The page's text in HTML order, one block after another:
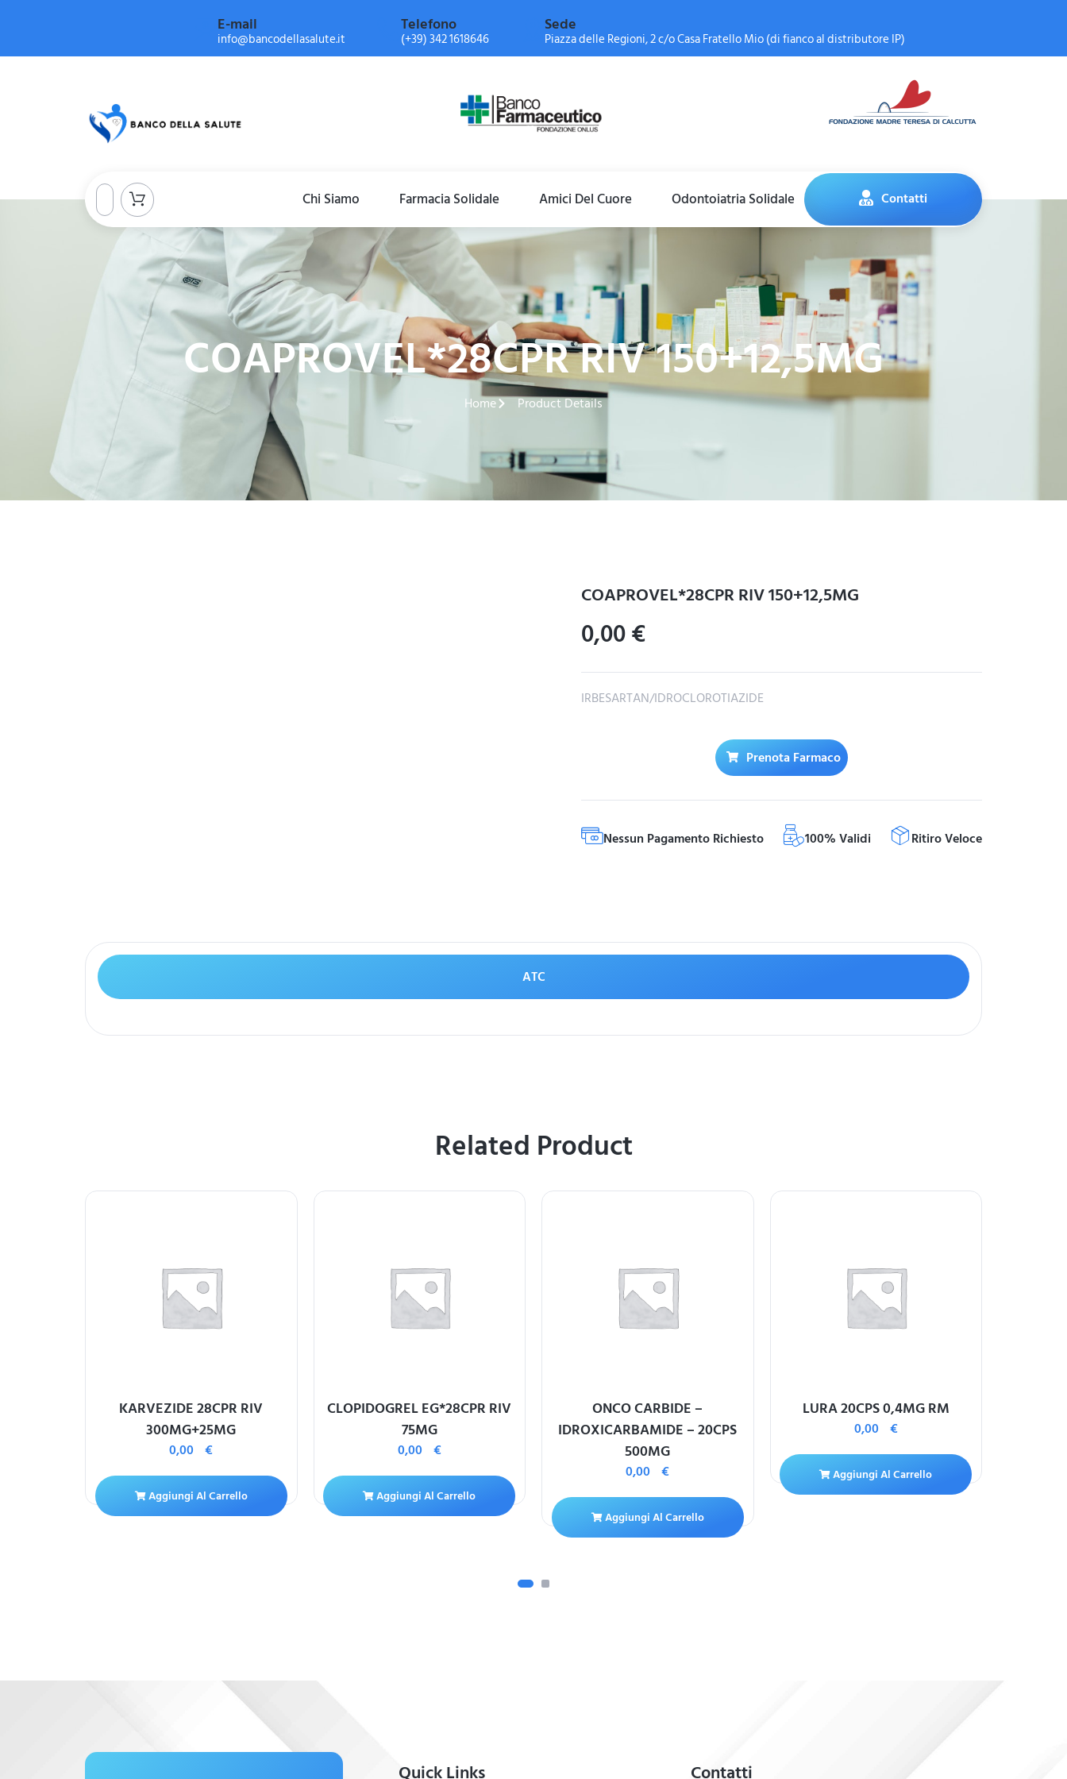
E-mail
info@bancodellasalute.it
Telefono
(+39) 342 1618646
Sede
Piazza delle Regioni, 2 c/o Casa Fratello Mio (di fianco al distributore IP)
Chi Siamo Farmacia Solidale Amici Del Cuore Odontoiatria Solidale Contatti
COAPROVEL*28CPR RIV 150+12,5MG
Home Product Details
COAPROVEL*28CPR RIV 150+12,5MG
0,00€
IRBESARTAN/IDROCLOROTIAZIDE
Prenota Farmaco
Nessun Pagamento Richiesto 100% Validi Ritiro Veloce
ATC
Related Product
KARVEZIDE 28CPR RIV
300MG+25MG
0,00€
Aggiungi Al Carrello
CLOPIDOGREL EG*28CPR RIV
75MG
0,00 €
Aggiungi Al Carrello
ONCO CARBIDE –
IDROXICARBAMIDE – 20CPS
500MG
0,00€
Aggiungi Al Carrello
LURA 20CPS 0,4MG RM
0,00 €
Aggiungi Al Carrello
Quick Links Contatti